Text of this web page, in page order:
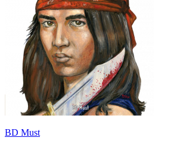
BD Must